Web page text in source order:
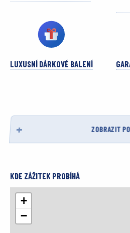
LUXUSNÍ DÁRKOVÉ BALENÍ
ZOBRAZIT
KDE ZÁŽITEK PROBÍHÁ
+
−